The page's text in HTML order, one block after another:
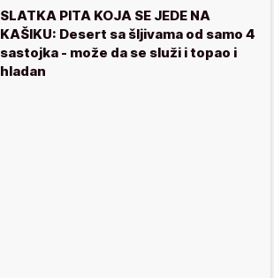
SLATKA PITA KOJA SE JEDE NA
KAŠIKU: Desert sa šljivama od samo 4
sastojka - može da se služi i topao i
hladan